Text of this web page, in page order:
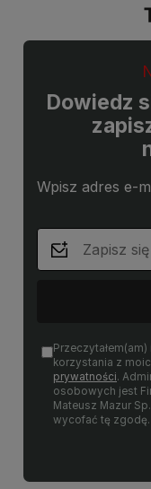
Dowiedz
Wpisz adres e-
korzystania z
prywatności.
osobowych jest
Mateusz Mazur
wycofać tę zgodę.